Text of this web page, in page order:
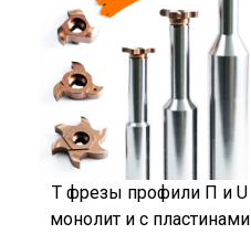
T фрезы профили П и U
монолит и с пластинами